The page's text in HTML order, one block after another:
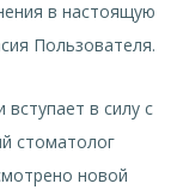
в настоящую
Пользователя.
в силу с
стоматолог
новой